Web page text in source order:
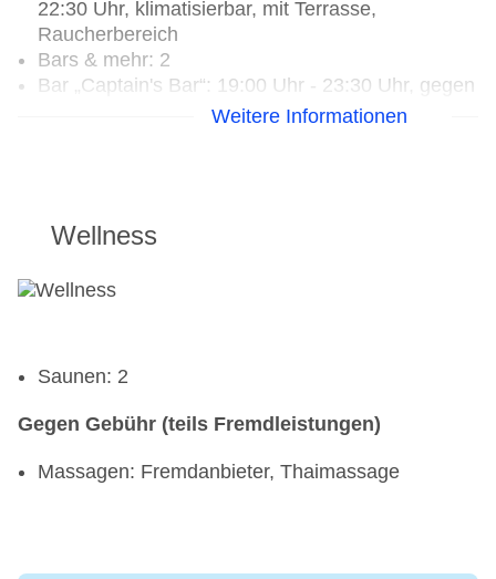
22:30 Uhr, klimatisierbar, mit Terrasse,
Raucherbereich
Bars & mehr: 2
Bar „Captain's Bar“: 19:00 Uhr - 23:30 Uhr, gegen
Weitere Informationen
Wellness
Saunen: 2
Gegen Gebühr (teils Fremdleistungen)
Massagen: Fremdanbieter, Thaimassage